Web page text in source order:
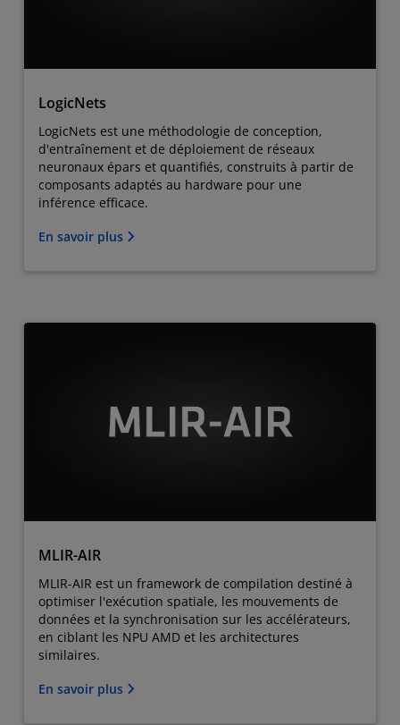
LogicNets
LogicNets est une méthodologie de conception,
d'entraînement et de déploiement de réseaux
neuronaux épars et quantifiés, construits à partir de
composants adaptés au hardware pour une
inférence efficace.
En savoir plus
MLIR-AIR
MLIR-AIR est un framework de compilation destiné à
optimiser l'exécution spatiale, les mouvements de
données et la synchronisation sur les accélérateurs,
en ciblant les NPU AMD et les architectures
similaires.
En savoir plus